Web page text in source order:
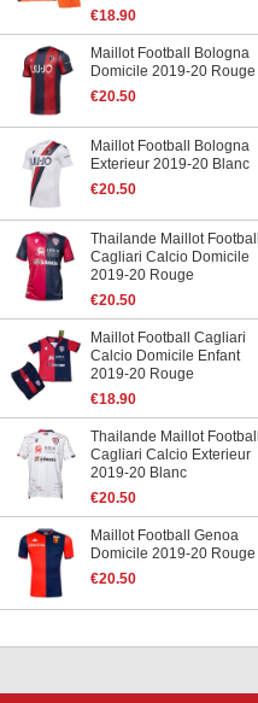
€18.90
Maillot Football Bologna
Domicile 2019-20 Rouge
€20.50
Maillot Football Bologna
Exterieur 2019-20 Blanc
€20.50
Thailande Maillot Football
Cagliari Calcio Domicile
2019-20 Rouge
€20.50
Maillot Football Cagliari
Calcio Domicile Enfant
2019-20 Rouge
€18.90
Thailande Maillot Football
Cagliari Calcio Exterieur
2019-20 Blanc
€20.50
Maillot Football Genoa
Domicile 2019-20 Rouge
€20.50